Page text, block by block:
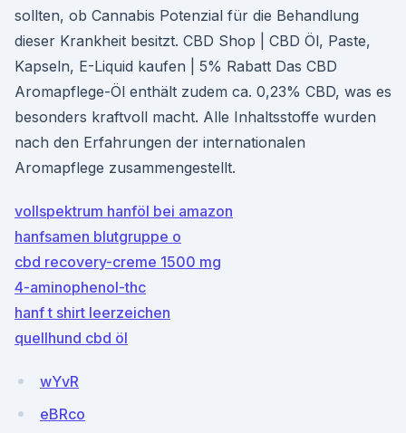
sollten, ob Cannabis Potenzial für die Behandlung
dieser Krankheit besitzt. CBD Shop | CBD Öl, Paste,
Kapseln, E-Liquid kaufen | 5% Rabatt Das CBD
Aromapflege-Öl enthält zudem ca. 0,23% CBD, was es
besonders kraftvoll macht. Alle Inhaltsstoffe wurden
nach den Erfahrungen der internationalen
Aromapflege zusammengestellt.
vollspektrum hanföl bei amazon
hanfsamen blutgruppe o
cbd recovery-creme 1500 mg
4-aminophenol-thc
hanf t shirt leerzeichen
quellhund cbd öl
wYvR
eBRco